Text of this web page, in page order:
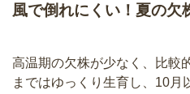
風で倒れにくい！夏の欠
高温期の欠株が少なく、比較
まではゆっくり生育し、10月